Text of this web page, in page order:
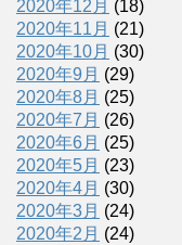
2020年12月 (18)
2020年11月 (21)
2020年10月 (30)
2020年9月 (29)
2020年8月 (25)
2020年7月 (26)
2020年6月 (25)
2020年5月 (23)
2020年4月 (30)
2020年3月 (24)
2020年2月 (24)